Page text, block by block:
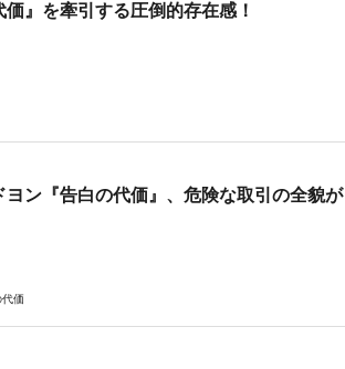
』を牽引する圧倒的存在感！
ン『告白の代価』、危険な取引の全貌が
価